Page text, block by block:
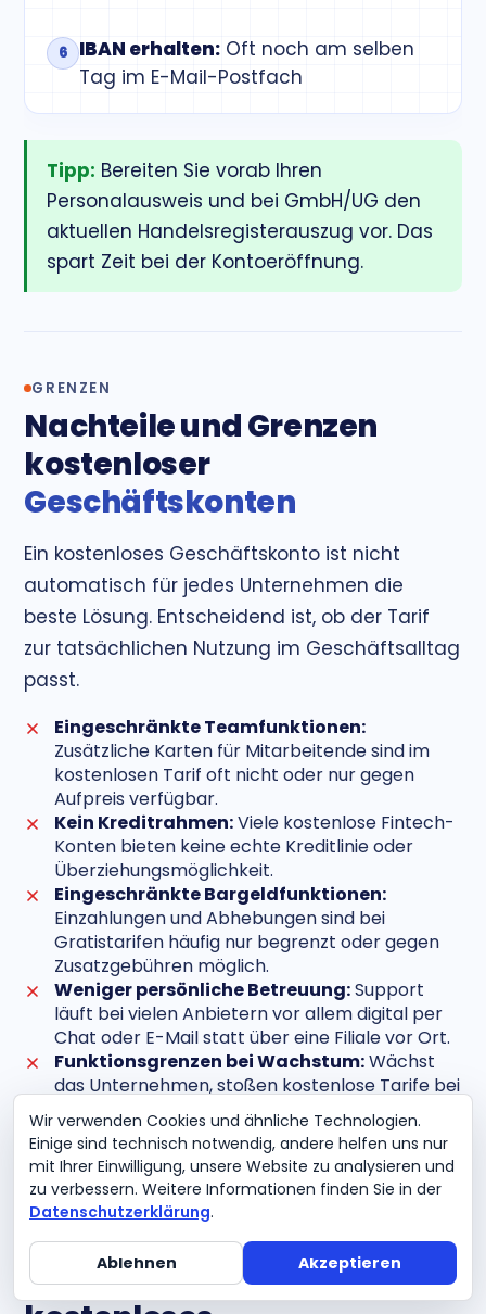
IBAN erhalten: Oft noch am selben
Tag im E-Mail-Postfach
Tipp: Bereiten Sie vorab Ihren
Personalausweis und bei GmbH/UG den
aktuellen Handelsregisterauszug vor. Das
spart Zeit bei der Kontoeröffnung.
GRENZEN
Nachteile und Grenzen
kostenloser
Geschäftskonten
Ein kostenloses Geschäftskonto ist nicht
automatisch für jedes Unternehmen die
beste Lösung. Entscheidend ist, ob der Tarif
zur tatsächlichen Nutzung im Geschäftsalltag
passt.
Eingeschränkte Teamfunktionen:
Zusätzliche Karten für Mitarbeitende sind im
kostenlosen Tarif oft nicht oder nur gegen
Aufpreis verfügbar.
Kein Kreditrahmen:Viele kostenlose Fintech-
Konten bieten keine echte Kreditlinie oder
Überziehungsmöglichkeit.
Eingeschränkte Bargeldfunktionen:
Einzahlungen und Abhebungen sind bei
Gratistarifen häufig nur begrenzt oder gegen
Zusatzgebühren möglich.
Weniger persönliche Betreuung:Support
läuft bei vielen Anbietern vor allem digital per
Chat oder E-Mail statt über eine Filiale vor Ort.
Funktionsgrenzen bei Wachstum:Wächst
das Unternehmen, stoßen kostenlose Tarife bei
Karten, Buchungen und Workflows schnell an
ihre Grenzen.
UNSER FAZIT
Fazit: Wann sich ein
Wir verwenden Cookies und ähnliche Technologien.
Einige sind technisch notwendig, andere helfen uns nur
mit Ihrer Einwilligung, unsere Website zu analysieren und
zu verbessern. Weitere Informationen finden Sie in der
Datenschutzerklärung.
Ablehnen Akzeptieren